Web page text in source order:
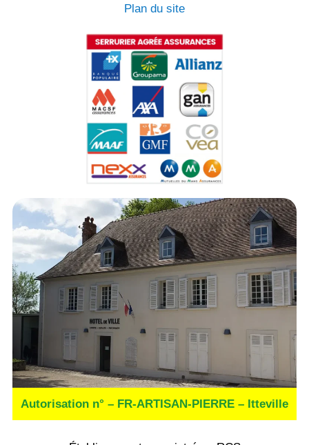
Plan du site
Autorisation n° – FR-ARTISAN-PIERRE – Itteville